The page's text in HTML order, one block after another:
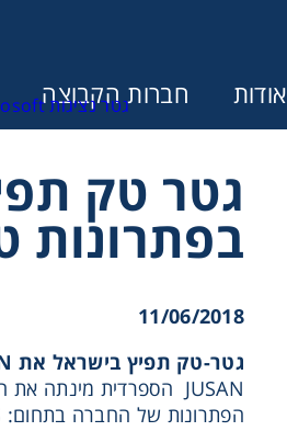
אודות חברות הקבוצה
בפתרונות
11/06/2018
גטר-טק תפיץ בישראל את JUSAN הספרדית המתמחה בפיתוח של פתרונות לניהול מוקדים טלפונים רב ערוצים.
JUSAN הספרדית מינתה את חברת
הפתרונות של החברה בתחום: Contact Center , IVR, TRAFFIC ANALYSIS והקלטות שיחה בבית הלקוח ובענן.